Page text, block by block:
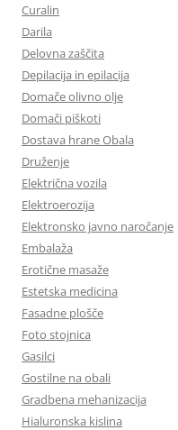
Curalin
Darila
Delovna zaščita
Depilacija in epilacija
Domače olivno olje
Domači piškoti
Dostava hrane Obala
Druženje
Električna vozila
Elektroerozija
Elektronsko javno naročanje
Embalaža
Erotične masaže
Estetska medicina
Fasadne plošče
Foto stojnica
Gasilci
Gostilne na obali
Gradbena mehanizacija
Hialuronska kislina